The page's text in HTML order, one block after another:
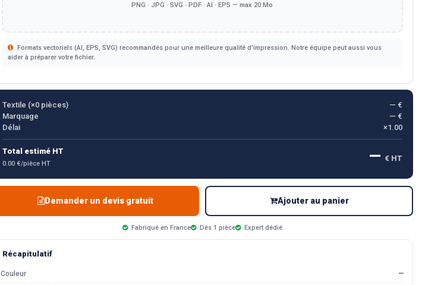
PNG · JPG · SVG · PDF · AI · EPS — max 20 Mo
Formats vectoriels (AI, EPS, SVG) recommandés pour une meilleure qualité d'impression. Notre équipe peut aussi vous
aider à préparer votre fichier.
Textile (×0pièces)
— €
Marquage
— €
Délai
×1.00
Total estimé HT
0.00 €/pièce HT — € HT
Demander un devis gratuit Ajouter au panier
Fabriqué en France Dès 1 pièce Expert dédié
Récapitulatif
Couleur —